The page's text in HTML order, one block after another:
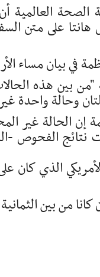
العالمية
على متن
الأربعاء أنه "حتى 13 ماي، أُبلغ عن
وحالة واحدة
إن الحالة غير
نتائج الفحوص -
الذي كان
من بين